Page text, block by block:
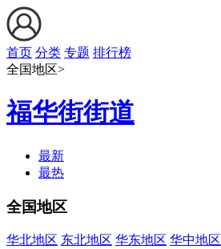
首页 分类 专题 排行榜
全国地区>
福华街街道
最新
最热
全国地区
华北地区 东北地区 华东地区 华中地区